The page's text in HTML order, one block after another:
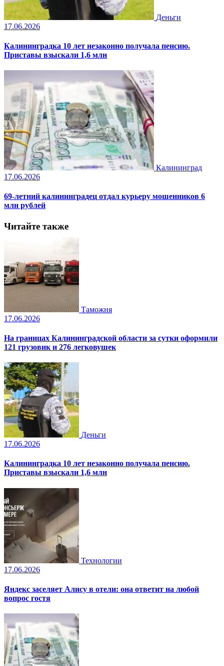
Деньги
17.06.2026
Калининградка 10 лет незаконно получала пенсию.
Приставы взыскали 1,6 млн
Калининград
17.06.2026
69-летний калининградец отдал курьеру мошенников 6
млн рублей
Читайте также
Таможня
17.06.2026
На границах Калининградской области за сутки оформили
121 грузовик и 276 легковушек
Деньги
17.06.2026
Калининградка 10 лет незаконно получала пенсию.
Приставы взыскали 1,6 млн
Технологии
17.06.2026
Яндекс заселяет Алису в отели: она ответит на любой
вопрос гостя